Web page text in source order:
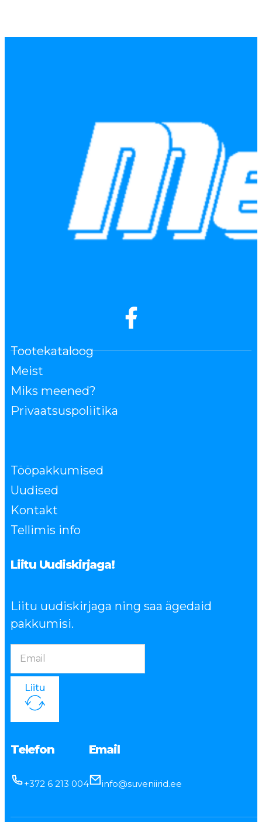
Tootekataloog
Meist
Miks meened?
Privaatsuspoliitika
Tööpakkumised
Uudised
Kontakt
Tellimis info
Liitu Uudiskirjaga!
Liitu uudiskirjaga ning saa ägedaid
pakkumisi.
Liitu
Telefon
+372 6 213 004
Email
info@suveniirid.ee